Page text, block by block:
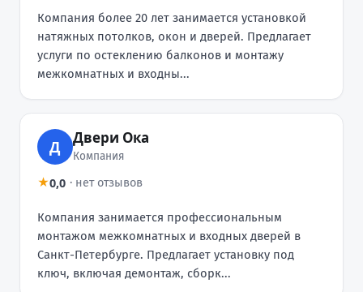
Компания более 20 лет занимается установкой
натяжных потолков, окон и дверей. Предлагает
услуги по остеклению балконов и монтажу
межкомнатных и входны...
Д
Двери Ока
Компания
★0,0 · нет отзывов
Компания занимается профессиональным
монтажом межкомнатных и входных дверей в
Санкт-Петербурге. Предлагает установку под
ключ, включая демонтаж, сборк...